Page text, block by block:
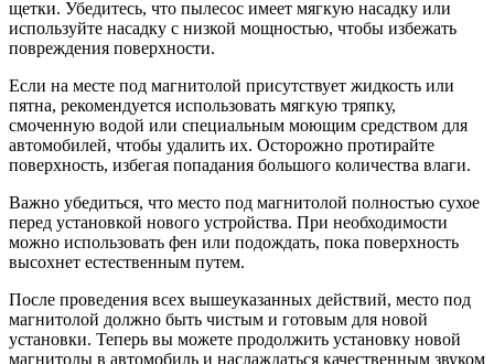
щетки. Убедитесь, что пылесос имеет мягкую насадку или
используйте насадку с низкой мощностью, чтобы избежать
повреждения поверхности.
Если на месте под магнитолой присутствует жидкость или
пятна, рекомендуется использовать мягкую тряпку,
смоченную водой или специальным моющим средством для
автомобилей, чтобы удалить их. Осторожно протирайте
поверхность, избегая попадания большого количества влаги.
Важно убедиться, что место под магнитолой полностью сухое
перед установкой нового устройства. При необходимости
можно использовать фен или подождать, пока поверхность
высохнет естественным путем.
После проведения всех вышеуказанных действий, место под
магнитолой должно быть чистым и готовым для новой
установки. Теперь вы можете продолжить установку новой
магнитолы в автомобиль и наслаждаться качественным звуком